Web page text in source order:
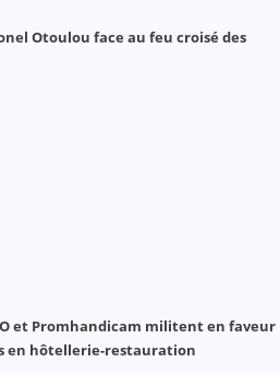
Otoulou face au feu croisé des
et Promhandicam militent en faveur
en hôtellerie-restauration